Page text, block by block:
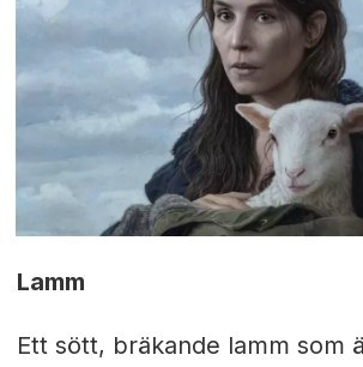
Lamm
Ett sött, bräkande lamm som